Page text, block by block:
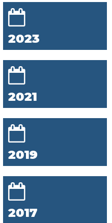
2023
2021
2019
2017